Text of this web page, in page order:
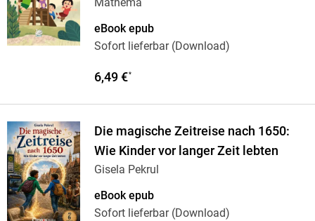
Mathema
eBook epub
Sofort lieferbar (Download)
6,49 €*
Die magische Zeitreise nach 1650:
Wie Kinder vor langer Zeit lebten
Gisela Pekrul
eBook epub
Sofort lieferbar (Download)